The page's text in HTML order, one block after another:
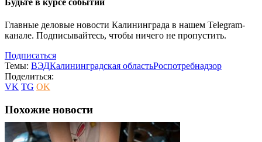
Будьте в курсе событий
Главные деловые новости Калининграда в нашем Telegram-
канале. Подписывайтесь, чтобы ничего не пропустить.
Подписаться
Темы: ВЭДКалининградская областьРоспотребнадзор
Поделиться:
VK TG OK
Похожие новости